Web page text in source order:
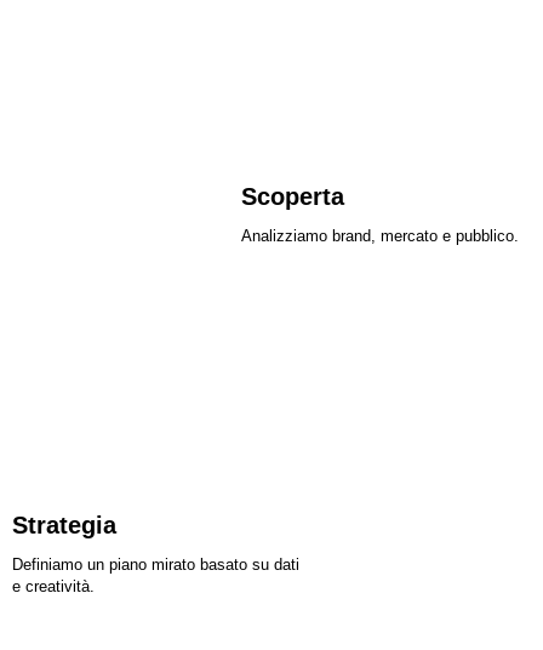
Scoperta
Analizziamo brand, mercato e pubblico.
Strategia
Definiamo un piano mirato basato su dati
e creatività.